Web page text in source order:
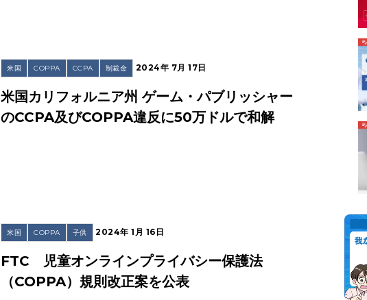
米国 COPPA CCPA 制裁金 2024年 7月 17日
米国カリフォルニア州 ゲーム・パブリッシャー
のCCPA及びCOPPA違反に50万ドルで和解
米国 COPPA 子供 2024年 1月 16日
FTC 児童オンラインプライバシー保護法
（COPPA）規則改正案を公表